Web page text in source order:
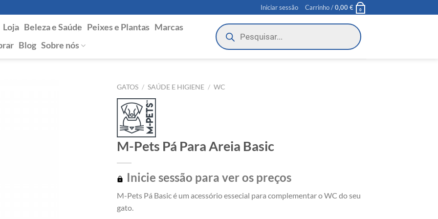
Iniciar sessão Carrinho /0,00€ 0
Loja Beleza e Saúde Peixes e Plantas Marcas
Blog Sobre nós
Products
search
GATOS / SAÚDE E HIGIENE / WC
M-Pets Pá Para Areia Basic
Inicie sessão para ver os preços
M-Pets Pá Basic é um acessório essecial para complementar o WC do seu
gato.